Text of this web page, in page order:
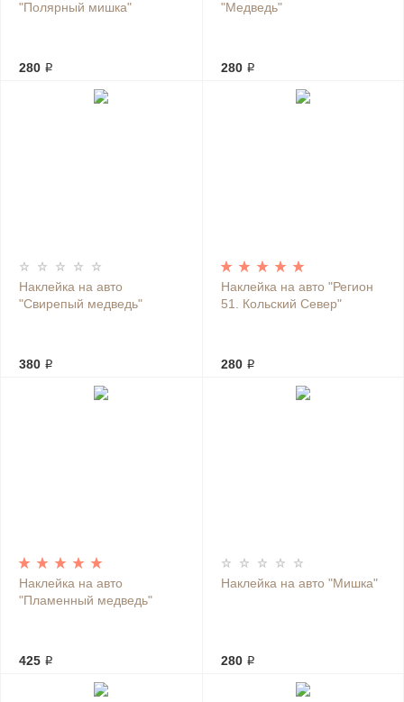
"Полярный мишка"
280 ₽
"Медведь"
280 ₽
Наклейка на авто
"Свирепый медведь"
380 ₽
Наклейка на авто "Регион
51. Кольский Север"
280 ₽
Наклейка на авто
"Пламенный медведь"
425 ₽
Наклейка на авто "Мишка"
280 ₽